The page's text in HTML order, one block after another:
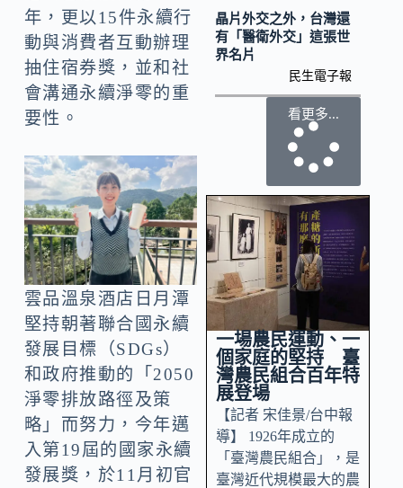
年，更以15件永續行
動與消費者互動辦理
抽住宿券獎，並和社
會溝通永續淨零的重
要性。
雲品溫泉酒店日月潭
堅持朝著聯合國永續
發展目標（SDGs）
和政府推動的「2050
淨零排放路徑及策
略」而努力，今年邁
入第19屆的國家永續
發展獎，於11月初官
晶片外交之外，台灣還
有「醫衛外交」這張世
界名片
民生電子報
看更多...
一場農民運動、一
個家庭的堅持 臺
灣農民組合百年特
展登場
【記者 宋佳景/台中報
導】 1926年成立的
「臺灣農民組合」，是
臺灣近代規模最大的農